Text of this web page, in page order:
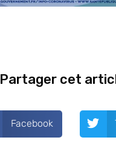
Partager cet
Facebook